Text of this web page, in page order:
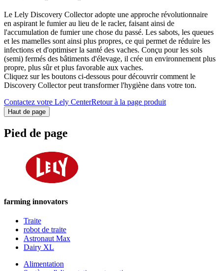
Le Lely Discovery Collector adopte une approche révolutionnaire
en aspirant le fumier au lieu de le racler, faisant ainsi de
l'accumulation de fumier une chose du passé. Les sabots, les queues
et les mamelles sont ainsi plus propres, ce qui permet de réduire les
infections et d'optimiser la santé des vaches. Conçu pour les sols
(semi) fermés des bâtiments d'élevage, il crée un environnement plus
propre, plus sûr et plus favorable aux vaches.
Cliquez sur les boutons ci-dessous pour découvrir comment le
Discovery Collector peut transformer l'hygiène dans votre ton.
Contactez votre Lely CenterRetour à la page produit
Haut de page
Pied de page
farming innovators
Traite
robot de traite
Astronaut Max
Dairy XL
Alimentation